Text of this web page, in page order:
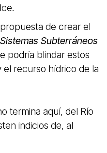
de crear el
Subterráneos
podría blindar estos
recurso hídrico de la
termina aquí, del Río
indicios de, al